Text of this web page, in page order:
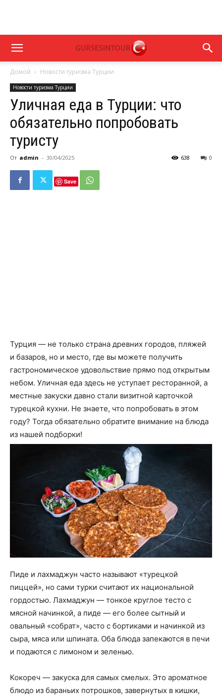
Домой Новости туризма Турции
Новости туризма Турции
Уличная еда в Турции: что
обязательно попробовать
туристу
От admin - 30/04/2025 0
638
Save
Турция — не только страна древних городов, пляжей
и базаров, но и место, где вы можете получить
гастрономическое удовольствие прямо под открытым
небом. Уличная еда здесь не уступает ресторанной, а
местные закуски давно стали визитной карточкой
турецкой кухни. Не знаете, что попробовать в этом
году? Тогда обязательно обратите внимание на блюда
из нашей подборки!
Пиде и лахмаджун часто называют «турецкой
пиццей», но сами турки считают их национальной
гордостью. Лахмаджун — тонкое круглое тесто с
мясной начинкой, а пиде — его более сытный и
овальный «собрат», часто с бортиками и начинкой из
сыра, мяса или шпината. Оба блюда запекаются в печи
и подаются с лимоном и зеленью.
Кокореч — закуска для самых смелых. Это ароматное
блюдо из бараньих потрошков, завернутых в кишки,